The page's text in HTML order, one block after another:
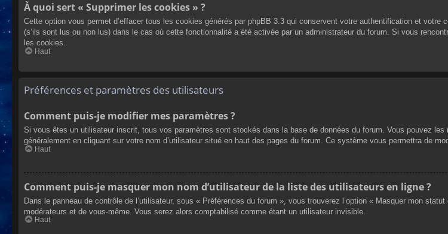
À quoi sert « Supprimer les cookies » ?
Cette option vous permet d’effacer tous les cookies générés par phpBB 3.3 qui conservent votre authentification et
(s’ils sont lus ou non lus) dans le cas où cette fonctionnalité a été activée par un administrateur du forum. Si vous
les cookies.
Haut
Préférences et paramètres des utilisateurs
Comment puis-je modifier mes paramètres ?
Si vous êtes un utilisateur inscrit, tous vos paramètres sont stockés dans la base de données du forum. Vous pouvez
généralement en cliquant sur votre nom d’utilisateur situé en haut des pages du forum. Ce système vous permettra de
Haut
Comment puis-je masquer mon nom d’utilisateur de la liste des utilisateurs en ligne ?
Dans le panneau de contrôle de l’utilisateur, sous « Préférences du forum », vous trouverez l’option « Masquer mon
modérateurs et de vous-même. Vous serez alors comptabilisé comme étant un utilisateur invisible.
Haut